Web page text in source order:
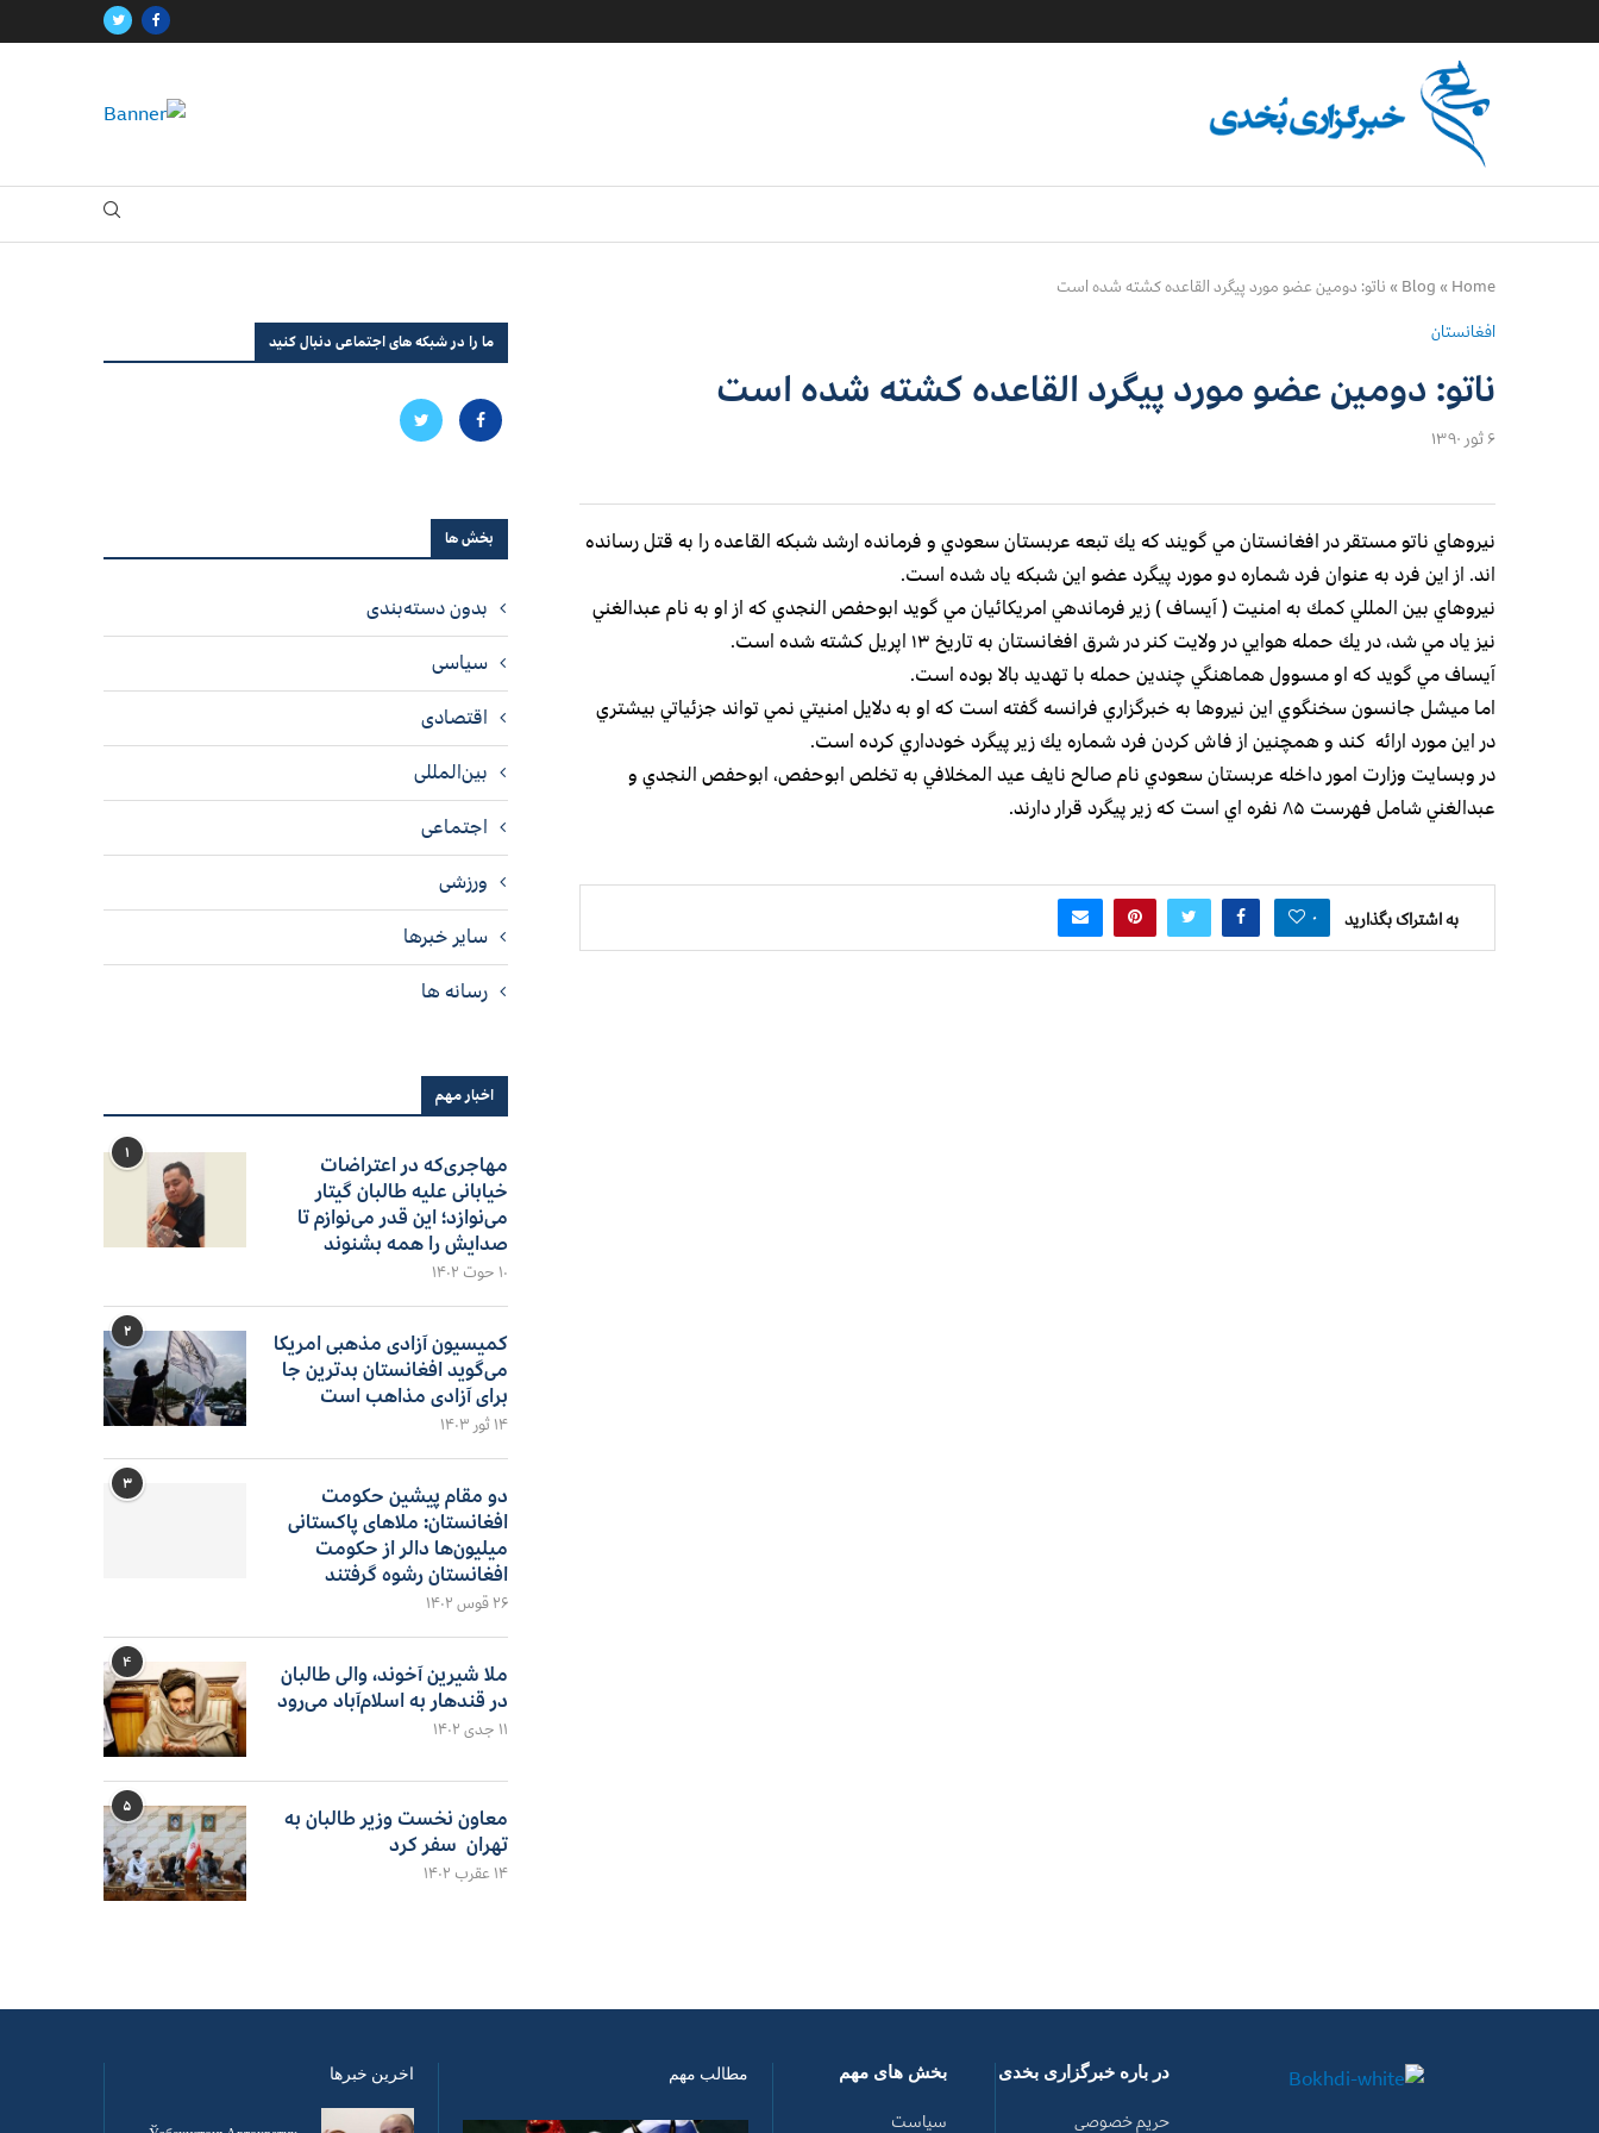
Home
»
Blog
» ناتو:‌ دومين عضو مورد پيگرد القاعده كشته شده است
افغانستان
ناتو:‌ دومين عضو مورد پيگرد القاعده كشته شده است
۶ ثور ۱۳۹۰
نيروهاي ناتو مستقر در افغانستان مي گويند كه يك تبعه عربستان سعودي و فرمانده ارشد شبكه القاعده را به قتل رسانده
اند. از اين فرد به عنوان فرد شماره دو مورد پيگرد عضو اين شبكه ياد شده است.
نيروهاي بين المللي كمك به امنيت (‌ آيساف ) زير فرماندهي امريكائيان مي گويد ابوحفص النجدي كه از او به نام عبدالغني
نيز ياد مي شد، در يك حمله هوايي در ولايت كنر در شرق افغانستان به تاريخ ۱۳ اپريل كشته شده است.
آيساف مي گويد كه او مسوول هماهنگي چندين حمله با تهديد بالا بوده است.
اما ميشل جانسون سخنگوي اين نيروها به خبرگزاري فرانسه گفته است كه او به دلايل امنيتي نمي تواند جزئياتي بيشتري
در اين مورد ارائه كند و همچنين از فاش كردن فرد شماره يك زير پيگرد خودداري كرده است.
در وبسايت وزارت امور داخله عربستان سعودي نام صالح نايف عيد المخلافي به تخلص ابوحفص، ابوحفص النجدي و
عبدالغني شامل فهرست ۸۵ نفره اي است كه زير پيگرد قرار دارند.
به اشتراک بگذارید ۰
ما را در شبکه های اجتماعی دنبال کنید
بخش ها
بدون دسته‌بندی
سیاسی
اقتصادی
بین‌المللی
اجتماعی
ورزشی
سایر خبرها
رسانه ها
اخبار مهم
۱
مهاجری‌که در اعتراضات
خیابانی علیه طالبان گیتار
می‌نوازد؛ این قدر می‌نوازم تا
صدایش را همه بشنوند
۱۰ حوت ۱۴۰۲
۲
کمیسیون آزادی مذهبی امریکا
می‌گوید افغانستان بدترین جا
برای آزادی مذاهب است
۱۴ ثور ۱۴۰۳
۳
دو مقام پیشین حکومت
افغانستان: ملاهای پاکستانی
میلیون‌ها دالر از حکومت
افغانستان رشوه گرفتند
۲۶ قوس ۱۴۰۲
۴
ملا شیرین آخوند، والی طالبان
در قندهار به اسلام‌آباد می‌رود
۱۱ جدی ۱۴۰۲
۵
معاون نخست وزیر طالبان به
تهران سفر کرد
۱۴ عقرب ۱۴۰۲
در باره خبرگزاری بخدی
حریم خصوصی
بخش های مهم
سیاست
مطالب مهم اخرین خبرها